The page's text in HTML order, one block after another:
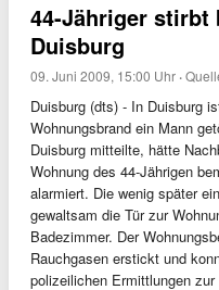
44-Jähriger stirbt
Duisburg
09. Juni 2009, 15:00 Uhr ·
Duisburg (dts) - In Duisburg
Wohnungsbrand ein Mann
Duisburg mitteilte, hätte
Wohnung des 44-Jährigen
alarmiert. Die wenig später
gewaltsam die Tür zur
Badezimmer. Der
Rauchgasen erstickt und
polizeilichen Ermittlungen